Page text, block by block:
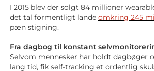
I 2015 blev der solgt 84 millioner
det tal formentligt lande omkring 245
pæn stigning.
Fra dagbog til konstant
Selvom mennesker har holdt dagbøger
lang tid, fik self-tracking et ordentlig